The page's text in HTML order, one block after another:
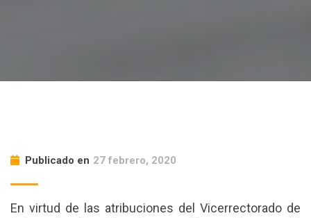
Publicado en 27 febrero, 2020
En virtud de las atribuciones del Vicerrectorado de